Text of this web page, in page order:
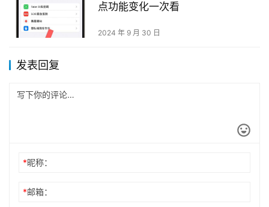
点功能变化一次看
2024 年 9 月 30 日
发表回复
*昵称：
*邮箱：